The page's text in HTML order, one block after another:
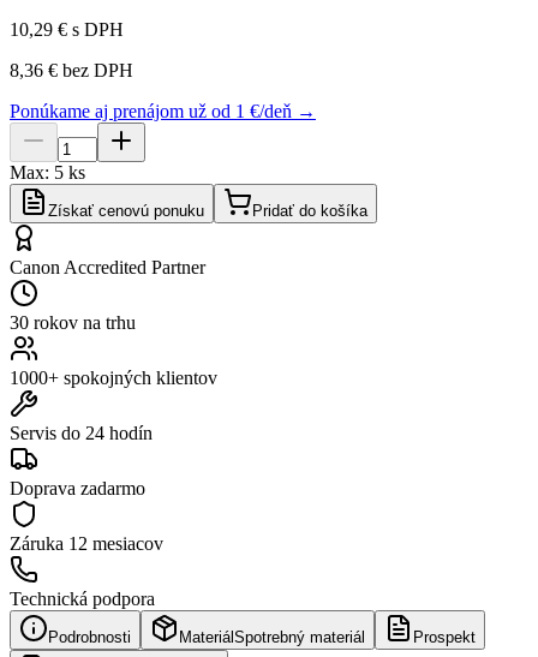
10,29 € s DPH
8,36 € bez DPH
Ponúkame aj prenájom už od 1 €/deň →
Max: 5 ks
Získať cenovú ponuku Pridať do košíka
Canon Accredited Partner
30 rokov na trhu
1000+ spokojných klientov
Servis do 24 hodín
Doprava zadarmo
Záruka 12 mesiacov
Technická podpora
Podrobnosti Materiál Spotrebný materiál Prospekt